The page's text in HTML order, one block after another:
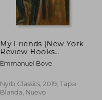
5%
dcto.
My Friends (New York
Review Books
Classics) (en Inglés)
Emmanuel Bove
Nyrb Classics, 2019, Tapa
Blanda, Nuevo